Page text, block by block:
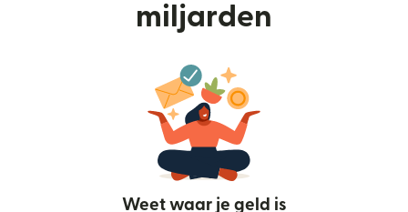
miljarden
Weet waar je geld is